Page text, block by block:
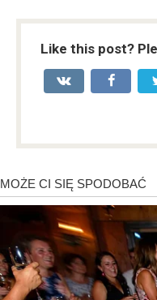
Like this post?